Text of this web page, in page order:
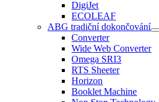
DigiJet
ECOLEAF
ABG tradiční dokončování
Converter
Wide Web Converter
Omega SRI3
RTS Sheeter
Horizon
Booklet Machine